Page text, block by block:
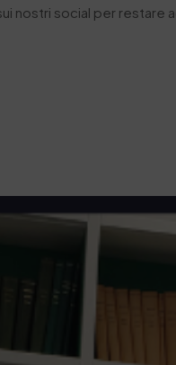
nostri social per restare